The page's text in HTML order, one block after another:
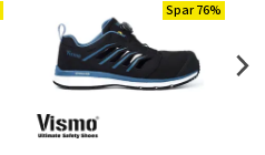
Spar 76%